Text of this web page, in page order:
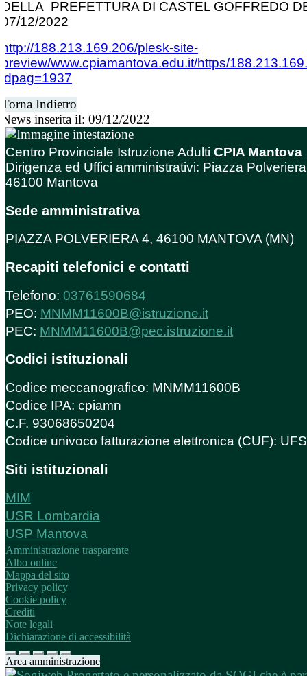
DELLA PREFETTURA DI CASTEL GOFFREDO
07/12/2022
http://188.213.169.206/plesk-site-
preview/www.cpiamantova.edu.it/https/
idpag=1937
Torna Indietro
News inserita il: 09/12/2022
Centro Provinciale Istruzione Adulti CPIA Mantova
Dirigenza ed Uffici amministrativi: Piazza
46100 Mantova
Sede amministrativa
PIAZZA POLVERIERA 4, 46100 MANTOVA (MN)
Recapiti telefonici e contatti
Telefono: 03761590684
PEO: MNMM11600B@istruzione.it
PEC: MNMM11600B@pec.istruzione.it
Codici istituzionali
Codice meccanografico: MNMM11600B
Codice IPA: cpiamn
C.F. 93068650204
Codice univoco fatturazione elettronica (CUF):
Siti istituzionali
MIM
USR Lombardia
USP Mantova
Amministrazione trasparente
Albo online
Mappa del sito
Privacy policy
Cookie policy
Crediti
Note legali
Dichiarazione di accessibilità
Area amministrazione